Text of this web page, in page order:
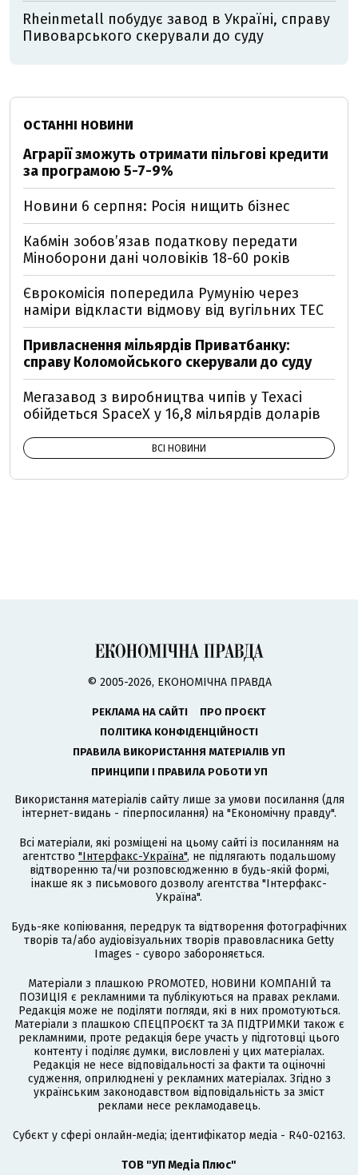
Rheinmetall побудує завод в Україні, справу
Пивоварського скерували до суду
ОСТАННІ НОВИНИ
Аграрії зможуть отримати пільгові кредити
за програмою 5-7-9%
Новини 6 серпня: Росія нищить бізнес
Кабмін зобовʼязав податкову передати
Міноборони дані чоловіків 18-60 років
Єврокомісія попередила Румунію через
наміри відкласти відмову від вугільних ТЕС
Привласнення мільярдів Приватбанку:
справу Коломойського скерували до суду
Мегазавод з виробництва чипів у Техасі
обійдеться SpaceX у 16,8 мільярдів доларів
ВСІ НОВИНИ
© 2005-2026, ЕКОНОМІЧНА ПРАВДА
РЕКЛАМА НА САЙТІ
ПРО ПРОЄКТ
ПОЛІТИКА КОНФІДЕНЦІЙНОСТІ
ПРАВИЛА ВИКОРИСТАННЯ МАТЕРІАЛІВ УП
ПРИНЦИПИ І ПРАВИЛА РОБОТИ УП
Використання матеріалів сайту лише за умови посилання (для
інтернет-видань - гіперпосилання) на "Економічну правду".
Всі матеріали, які розміщені на цьому сайті із посиланням на
агентство "Інтерфакс-Україна", не підлягають подальшому
відтворенню та/чи розповсюдженню в будь-якій формі,
інакше як з письмового дозволу агентства "Інтерфакс-
Україна".
Будь-яке копіювання, передрук та відтворення фотографічних
творів та/або аудіовізуальних творів правовласника Getty
Images - суворо забороняється.
Матеріали з плашкою PROMOTED, НОВИНИ КОМПАНІЙ та
ПОЗИЦІЯ є рекламними та публікуються на правах реклами.
Редакція може не поділяти погляди, які в них промотуються.
Матеріали з плашкою СПЕЦПРОЄКТ та ЗА ПІДТРИМКИ також є
рекламними, проте редакція бере участь у підготовці цього
контенту і поділяє думки, висловлені у цих матеріалах.
Редакція не несе відповідальності за факти та оціночні
судження, оприлюднені у рекламних матеріалах. Згідно з
українським законодавством відповідальність за зміст
реклами несе рекламодавець.
Cубєкт у сфері онлайн-медіа; ідентифікатор медіа - R40-02163.
ТОВ "УП Медіа Плюс"